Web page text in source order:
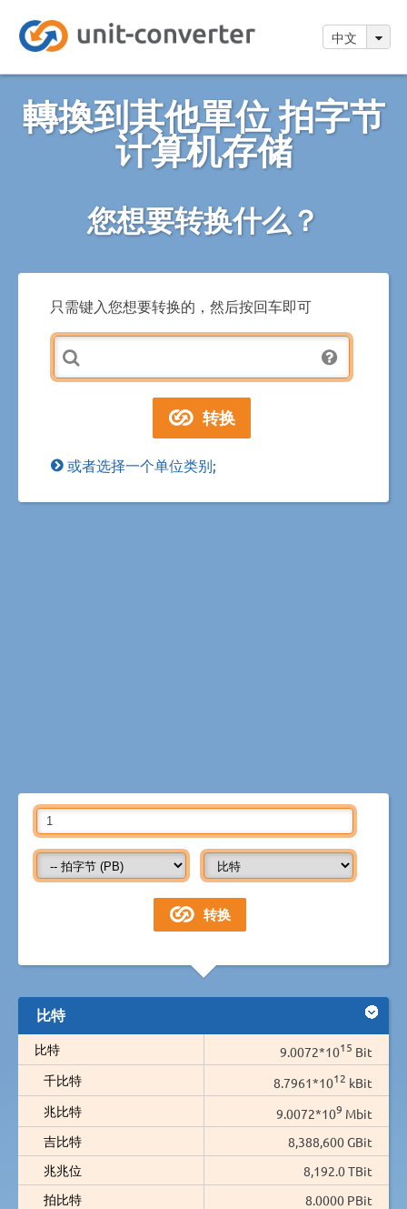
中文
轉換到其他單位 拍字节
计算机存储
您想要转换什么？
只需键入您想要转换的，然后按回车即可
或者选择一个单位类别;
比特
比特 9.0072*1015 Bit
千比特
8.7961*1012 kBit
兆比特
9.0072*109 Mbit
吉比特
8,388,600 GBit
兆兆位
8,192.0 TBit
拍比特
8.0000 PBit